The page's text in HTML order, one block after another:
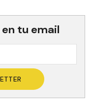
tu email